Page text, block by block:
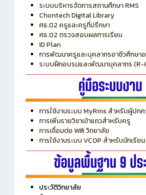
ระบบบริหารงบประมาณ MyPSD
ระบบบริหารจัดการสถานศึกษา RMS
Chontech Digital Library
ศธ.02 ครูและครูที่ปรึกษา
ศธ.02 ตรวจสอบผลการเรียน
ID Plan
การพัฒนาครูและบุคลากรอาชีวศึกษาอ
ระบบฝึกอบรมและพัฒนาบุคลากร (R-
การใช้งานระบบ MyRms สำหรับผู้ปกค
การเพิ่มรายวิชาเข้าแถวสำหรับครู
การเชื่อมต่อ Wifi วิทยาลัย
การใช้งานระบบ VCOP สำหรับนักเรียน